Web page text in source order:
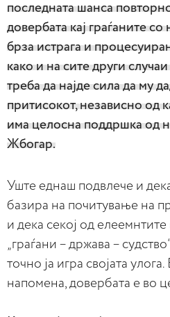
последната шанса
довербата кај граѓаните
брза истрага и
како и на сите други
треба да најде сила да му
притисокот, независно од
има целосна поддршка од
Жбогар.
Уште еднаш подвлече и
базира на почитување на
и дека секој од
„граѓани – држава –
точно ја игра својата
напомена, довербата е во